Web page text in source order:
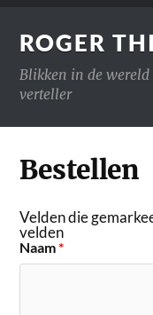
ROGER
Blikken in de
verteller
Bestellen
Velden die
velden
Naam*